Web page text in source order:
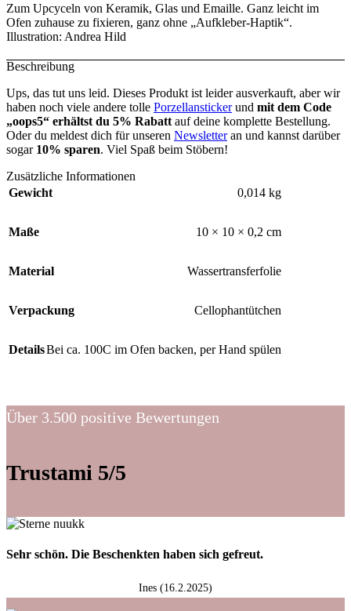
Zum Upcyceln von Keramik, Glas und Emaille. Ganz leicht im
Ofen zuhause zu fixieren, ganz ohne „Aufkleber-Haptik“.
Illustration: Andrea Hild
Beschreibung
Ups, das tut uns leid. Dieses Produkt ist leider ausverkauft, aber wir
haben noch viele andere tolle Porzellanstickerund mit dem Code
„oops5“ erhältst du 5% Rabatt auf deine komplette Bestellung.
Oder du meldest dich für unseren Newsletteran und kannst darüber
sogar 10% sparen. Viel Spaß beim Stöbern!
Zusätzliche Informationen
Gewicht
0,014 kg
Maße 10 × 10 × 0,2 cm
Material Wassertransferfolie
Verpackung Cellophantütchen
DetailsBei ca. 100C im Ofen backen, per Hand spülen
Über 3.500 positive Bewertungen
Trustami 5/5
Sehr schön. Die Beschenkten haben sich gefreut.
Ines (16.2.2025)